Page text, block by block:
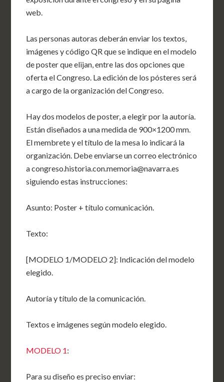
web.
Las personas autoras deberán enviar los textos,
imágenes y código QR que se indique en el modelo
de poster que elijan, entre las dos opciones que
oferta el Congreso. La edición de los pósteres será
a cargo de la organización del Congreso.
Hay dos modelos de poster, a elegir por la autoría.
Están diseñados a una medida de 900×1200 mm.
El membrete y el título de la mesa lo indicará la
organización. Debe enviarse un correo electrónico
a congreso.historia.con.memoria@navarra.es
siguiendo estas instrucciones:
Asunto: Poster + título comunicación.
Texto:
[MODELO 1/MODELO 2]: Indicación del modelo
elegido.
Autoría y título de la comunicación.
Textos e imágenes según modelo elegido.
MODELO 1:
Para su diseño es preciso enviar: